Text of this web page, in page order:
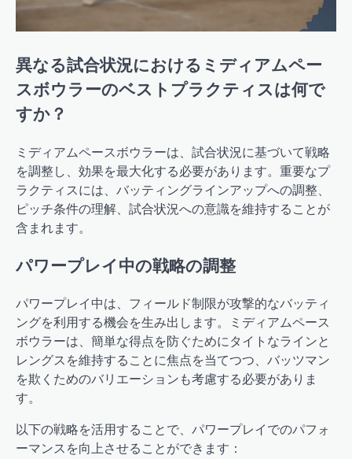
異なる試合状況におけるミディアムペー
スボウラーのベストプラクティスは何で
すか？
ミディアムペースボウラーは、試合状況に基づいて戦略
を調整し、効果を最大化する必要があります。重要なプ
ラクティスには、バッティングラインアップへの調整、
ピッチ条件の理解、試合状況への意識を維持することが
含まれます。
パワープレイ中の戦略の調整
パワープレイ中は、フィールド制限が攻撃的なバッティ
ングを利用する機会を生み出します。ミディアムペース
ボウラーは、簡単な得点を防ぐためにタイトなラインと
レングスを維持することに焦点を当てつつ、バッツマン
を欺くためのバリエーションも考慮する必要がありま
す。
以下の戦略を活用することで、パワープレイでのパフォ
ーマンスを向上させることができます：